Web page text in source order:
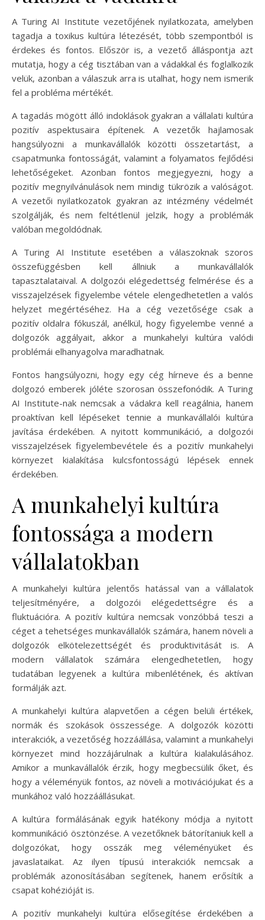
A Turing AI Institute vezetőjének nyilatkozata, amelyben
tagadja a toxikus kultúra létezését, több szempontból is
érdekes és fontos. Először is, a vezető álláspontja azt
mutatja, hogy a cég tisztában van a vádakkal és foglalkozik
velük, azonban a válaszuk arra is utalhat, hogy nem ismerik
fel a probléma mértékét.
A tagadás mögött álló indoklások gyakran a vállalati kultúra
pozitív aspektusaira építenek. A vezetők hajlamosak
hangsúlyozni a munkavállalók közötti összetartást, a
csapatmunka fontosságát, valamint a folyamatos fejlődési
lehetőségeket. Azonban fontos megjegyezni, hogy a
pozitív megnyilvánulások nem mindig tükrözik a valóságot.
A vezetői nyilatkozatok gyakran az intézmény védelmét
szolgálják, és nem feltétlenül jelzik, hogy a problémák
valóban megoldódnak.
A Turing AI Institute esetében a válaszoknak szoros
összefüggésben kell állniuk a munkavállalók
tapasztalataival. A dolgozói elégedettség felmérése és a
visszajelzések figyelembe vétele elengedhetetlen a valós
helyzet megértéséhez. Ha a cég vezetősége csak a
pozitív oldalra fókuszál, anélkül, hogy figyelembe venné a
dolgozók aggályait, akkor a munkahelyi kultúra valódi
problémái elhanyagolva maradhatnak.
Fontos hangsúlyozni, hogy egy cég hírneve és a benne
dolgozó emberek jóléte szorosan összefonódik. A Turing
AI Institute-nak nemcsak a vádakra kell reagálnia, hanem
proaktívan kell lépéseket tennie a munkavállalói kultúra
javítása érdekében. A nyitott kommunikáció, a dolgozói
visszajelzések figyelembevétele és a pozitív munkahelyi
környezet kialakítása kulcsfontosságú lépések ennek
érdekében.
A munkahelyi kultúra
fontossága a modern
vállalatokban
A munkahelyi kultúra jelentős hatással van a vállalatok
teljesítményére, a dolgozói elégedettségre és a
fluktuációra. A pozitív kultúra nemcsak vonzóbbá teszi a
céget a tehetséges munkavállalók számára, hanem növeli a
dolgozók elkötelezettségét és produktivitását is. A
modern vállalatok számára elengedhetetlen, hogy
tudatában legyenek a kultúra mibenlétének, és aktívan
formálják azt.
A munkahelyi kultúra alapvetően a cégen belüli értékek,
normák és szokások összessége. A dolgozók közötti
interakciók, a vezetőség hozzáállása, valamint a munkahelyi
környezet mind hozzájárulnak a kultúra kialakulásához.
Amikor a munkavállalók érzik, hogy megbecsülik őket, és
hogy a véleményük fontos, az növeli a motivációjukat és a
munkához való hozzáállásukat.
A kultúra formálásának egyik hatékony módja a nyitott
kommunikáció ösztönzése. A vezetőknek bátorítaniuk kell a
dolgozókat, hogy osszák meg véleményüket és
javaslataikat. Az ilyen típusú interakciók nemcsak a
problémák azonosításában segítenek, hanem erősítik a
csapat kohézióját is.
A pozitív munkahelyi kultúra elősegítése érdekében a